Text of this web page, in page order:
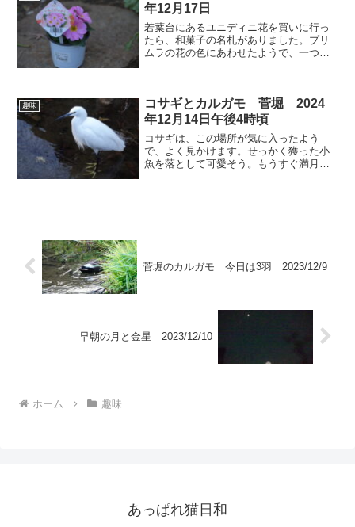
年12月17日
若葉台にあるユニディニ花を買いに行っ
たら、和菓子の名札がありました。プリ
ムラの花の色にあわせたようで、一つは
た写真なのでので、色の感...
趣味
コサギとカルガモ 菅堀 2024
年12月14日午後4時頃
コサギは、この場所が気に入ったよう
で、よく見かけます。せっかく獲った小
魚を落として可愛そう。もうすぐ満月。
菅堀のカルガモ 今日は3羽 2023/12/9
早朝の月と金星 2023/12/10
ホーム 趣味
あっぱれ猫日和